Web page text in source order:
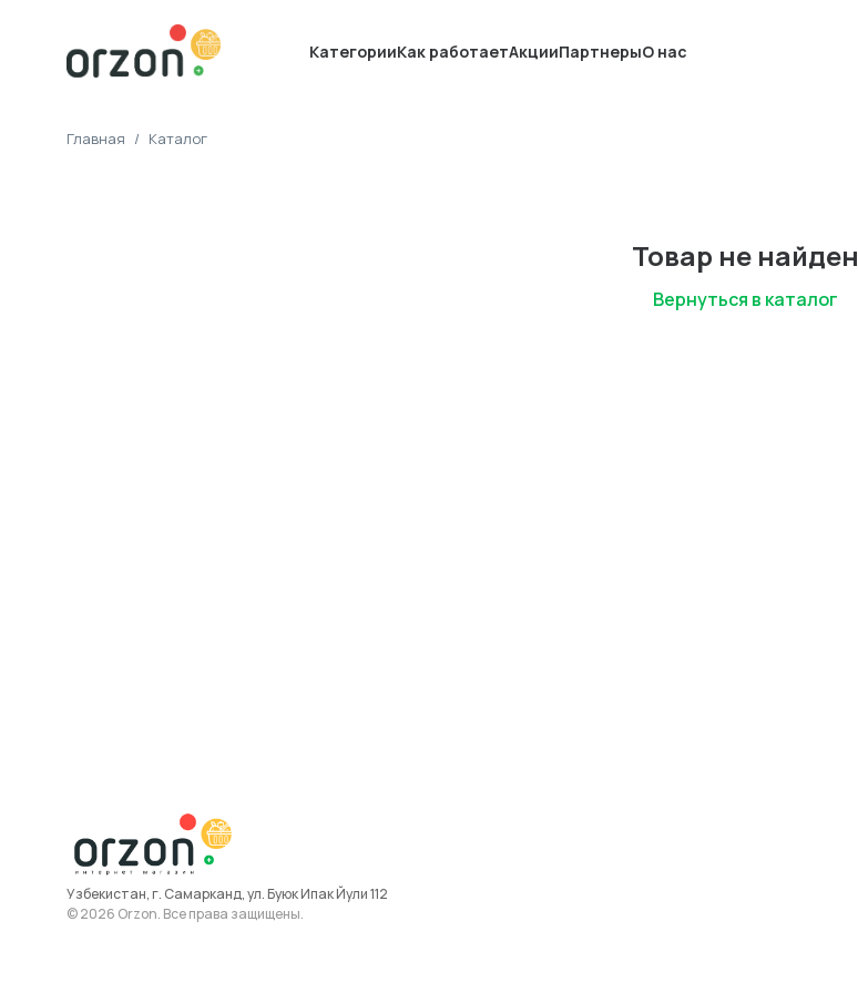
КатегорииКак работаетАкцииПартнерыО нас
Главная / Каталог
Товар не найден
Вернуться в каталог
Узбекистан, г. Самарканд, ул. Буюк Ипак Йули 112
© 2026 Orzon. Все права защищены.